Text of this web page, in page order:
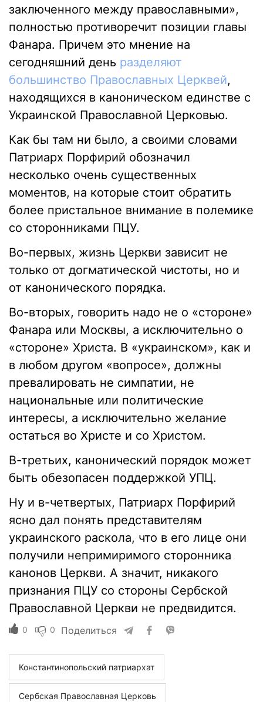
заключенного между православными»,
полностью противоречит позиции главы
Фанара. Причем это мнение на
сегодняшний день разделяют
большинство Православных Церквей,
находящихся в каноническом единстве с
Украинской Православной Церковью.
Как бы там ни было, а своими словами
Патриарх Порфирий обозначил
несколько очень существенных
моментов, на которые стоит обратить
более пристальное внимание в полемике
со сторонниками ПЦУ.
Во-первых, жизнь Церкви зависит не
только от догматической чистоты, но и
от канонического порядка.
Во-вторых, говорить надо не о «стороне»
Фанара или Москвы, а исключительно о
«стороне» Христа. В «украинском», как и
в любом другом «вопросе», должны
превалировать не симпатии, не
национальные или политические
интересы, а исключительно желание
остаться во Христе и со Христом.
В-третьих, канонический порядок может
быть обезопасен поддержкой УПЦ.
Ну и в-четвертых, Патриарх Порфирий
ясно дал понять представителям
украинского раскола, что в его лице они
получили непримиримого сторонника
канонов Церкви. А значит, никакого
признания ПЦУ со стороны Сербской
Православной Церкви не предвидится.
0 0 Поделиться
Константинопольский патриархат
Сербская Православная Церковь